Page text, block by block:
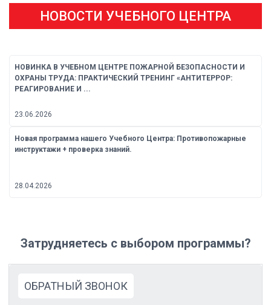
НОВОСТИ УЧЕБНОГО ЦЕНТРА
НОВИНКА В УЧЕБНОМ ЦЕНТРЕ ПОЖАРНОЙ БЕЗОПАСНОСТИ И
ОХРАНЫ ТРУДА: ПРАКТИЧЕСКИЙ ТРЕНИНГ «АНТИТЕРРОР:
РЕАГИРОВАНИЕ И ...
23.06.2026
Новая программа нашего Учебного Центра: Противопожарные
инструктажи + проверка знаний.
28.04.2026
Затрудняетесь с выбором программы?
ОБРАТНЫЙ ЗВОНОК